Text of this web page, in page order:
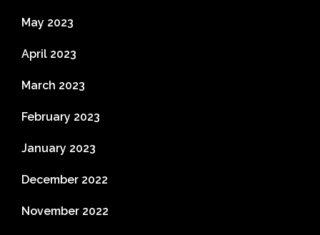
May 2023
April 2023
March 2023
February 2023
January 2023
December 2022
November 2022